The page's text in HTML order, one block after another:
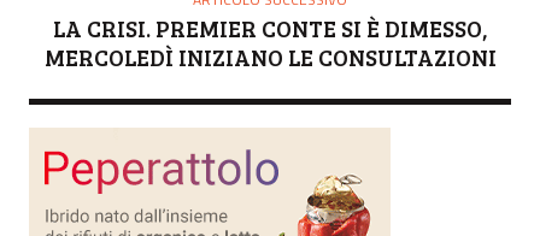
LA CRISI. PREMIER CONTE SI È DIMESSO,
MERCOLEDÌ INIZIANO LE CONSULTAZIONI